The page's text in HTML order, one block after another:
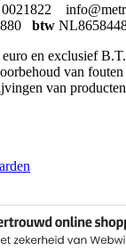
0021822
btw
en exclusief
van
van